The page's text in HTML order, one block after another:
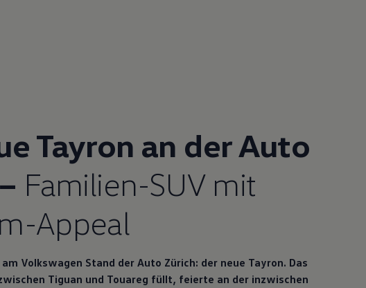
Tayron an der Auto
Familien-SUV mit
Appeal
Volkswagen Stand der Auto Zürich: der neue Tayron. Das
Tiguan und Touareg füllt, feierte an der inzwischen